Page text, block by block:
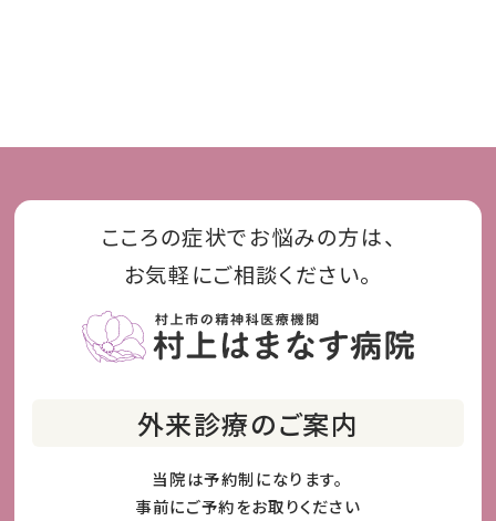
こころの症状でお悩みの方は、
お気軽にご相談ください。
外来診療のご案内
当院は予約制になります。
事前にご予約をお取りください